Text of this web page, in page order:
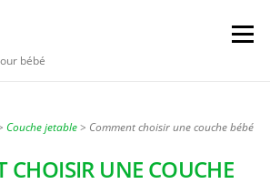
bébé
Menu
Couche jetable> Comment choisir une couche bébé
CHOISIR UNE COUCHE